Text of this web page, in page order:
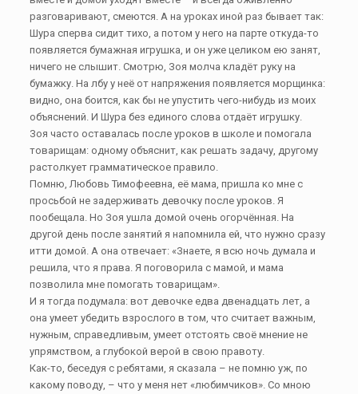
разговаривают, смеются. А на уроках иной раз бывает так:
Шура сперва сидит тихо, а потом у него на парте откуда-то
появляется бумажная игрушка, и он уже целиком ею занят,
ничего не слышит. Смотрю, Зоя молча кладёт руку на
бумажку. На лбу у неё от напряжения появляется морщинка:
видно, она боится, как бы не упустить чего-нибудь из моих
объяснений. И Шура без единого слова отдаёт игрушку.
Зоя часто оставалась после уроков в школе и помогала
товарищам: одному объяснит, как решать задачу, другому
растолкует грамматическое правило.
Помню, Любовь Тимофеевна, её мама, пришла ко мне с
просьбой не задерживать девочку после уроков. Я
пообещала. Но Зоя ушла домой очень огорчённая. На
другой день после занятий я напомнила ей, что нужно сразу
итти домой. А она отвечает: «Знаете, я всю ночь думала и
решила, что я права. Я поговорила с мамой, и мама
позволила мне помогать товарищам».
И я тогда подумала: вот девочке едва двенадцать лет, а
она умеет убедить взрослого в том, что считает важным,
нужным, справедливым, умеет отстоять своё мнение не
упрямством, а глубокой верой в свою правоту.
Как-то, беседуя с ребятами, я сказала – не помню уж, по
какому поводу, – что у меня нет «любимчиков». Со мною